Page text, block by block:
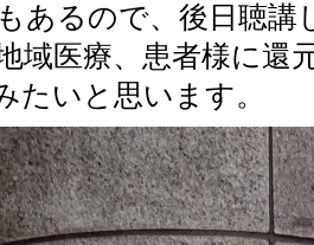
あるので、後日聴講
域医療、患者様に還
たいと思います。